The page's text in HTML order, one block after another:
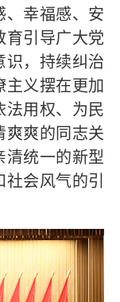
、幸福感、安
育引导广大党
识，持续纠治
主义摆在更加
法用权、为民
爽爽的同志关
清统一的新型
会风气的引